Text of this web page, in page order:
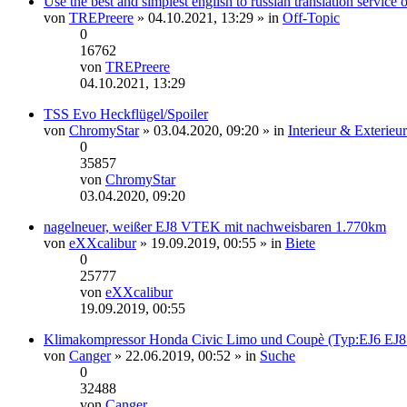
von TREPreere » 04.10.2021, 13:29 » in Off-Topic
0
16762
von TREPreere
Neuester
04.10.2021, 13:29
TSS Evo Heckflügel/Spoiler
von ChromyStar» 03.04.2020, 09:20 » in Interieur & Exterieur
0
35857
von ChromyStar
03.04.2020, 09:20
nagelneuer, weißer EJ8 VTEK mit nachweisbaren 1.770km
von eXXcalibur» 19.09.2019, 00:55 » in Biete
0
25777
von eXXcalibur
19.09.2019, 00:55
Klimakompressor Honda Civic Limo und Coupè (Typ:EJ6
von Canger» 22.06.2019, 00:52 » in Suche
0
32488